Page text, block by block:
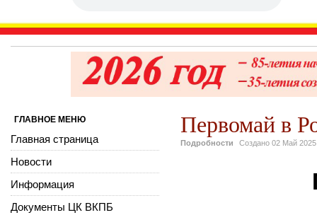
Первомай в
Подробности Создано 02 Май 2025
ГЛАВНОЕ МЕНЮ
Главная страница
Новости
Информация
Документы ЦК ВКПБ